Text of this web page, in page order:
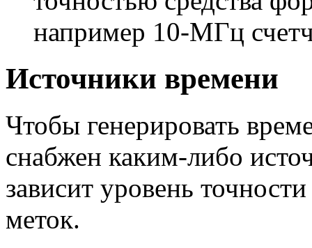
например 10-МГц
Источники времени
Чтобы генерировать
снабжен каким-либо
зависит уровень
меток.